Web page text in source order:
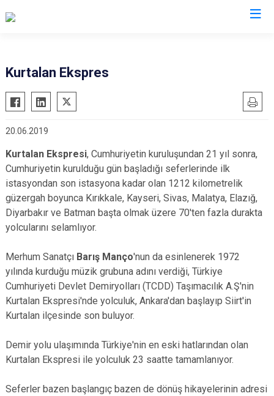
Tillo
Baykan
Eruh
Kurtalan
Pervari
Şirvan
Kurtalan Ekspres
20.06.2019
Kurtalan Ekspresi, Cumhuriyetin kuruluşundan 21 yıl sonra,
Cumhuriyetin kurulduğu gün başladığı seferlerinde ilk
istasyondan son istasyona kadar olan 1212 kilometrelik
güzergah boyunca Kırıkkale, Kayseri, Sivas, Malatya, Elazığ,
Diyarbakır ve Batman başta olmak üzere 70'ten fazla durakta
yolcularını selamlıyor.
Merhum Sanatçı Barış Manço'nun da esinlenerek 1972
yılında kurduğu müzik grubuna adını verdiği, Türkiye
Cumhuriyeti Devlet Demiryolları (TCDD) Taşımacılık A.Ş'nin
Kurtalan Ekspresi'nde yolculuk, Ankara'dan başlayıp Siirt'in
Kurtalan ilçesinde son buluyor.
Demir yolu ulaşımında Türkiye'nin en eski hatlarından olan
Kurtalan Ekspresi ile yolculuk 23 saatte tamamlanıyor.
Seferler bazen başlangıç bazen de dönüş hikayelerinin adresi